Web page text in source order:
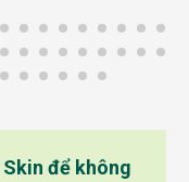
để không